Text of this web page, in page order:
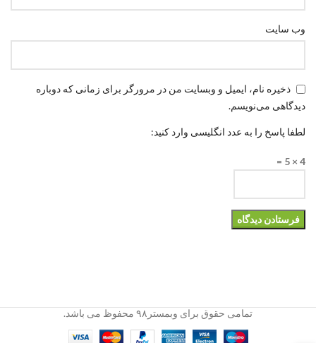
وب‌ سایت
ذخیره نام، ایمیل و وبسایت من در مرورگر برای زمانی که دوباره
دیدگاهی می‌نویسم.
لطفا پاسخ را به عدد انگلیسی وارد کنید:
4 × 5 =
تمامی حقوق برای وبمستر۹۸ محفوظ می باشد.